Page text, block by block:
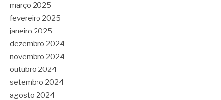
março 2025
fevereiro 2025
janeiro 2025
dezembro 2024
novembro 2024
outubro 2024
setembro 2024
agosto 2024